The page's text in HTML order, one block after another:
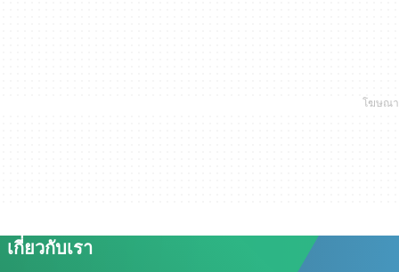
เกี่ยวกับเรา